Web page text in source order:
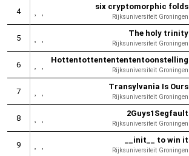
4
six cryptomorphic folds
Rijksuniversiteit Groningen
5
The holy trinity
Rijksuniversiteit Groningen
6
Hottentottententententoonstelling
Rijksuniversiteit Groningen
7
Transylvania Is Ours
Rijksuniversiteit Groningen
8
2Guys1Segfault
Rijksuniversiteit Groningen
9
__init__ to win it
Rijksuniversiteit Groningen